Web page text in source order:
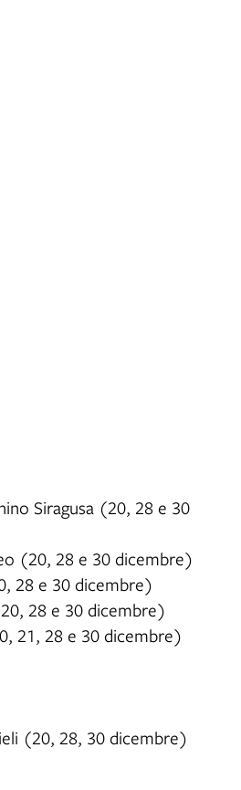
Siragusa (20, 28 e 30
(20, 28 e 30 dicembre)
28 e 30 dicembre)
28 e 30 dicembre)
21, 28 e 30 dicembre)
(20, 28, 30 dicembre)